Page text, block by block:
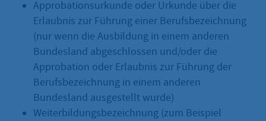
Approbationsurkunde oder Urkunde über die
Erlaubnis zur Führung einer Berufsbezeichnung
(nur wenn die Ausbildung in einem anderen
Bundesland abgeschlossen und/oder die
Approbation oder Erlaubnis zur Führung der
Berufsbezeichnung in einem anderen
Bundesland ausgestellt wurde)
Weiterbildungsbezeichnung (zum Beispiel